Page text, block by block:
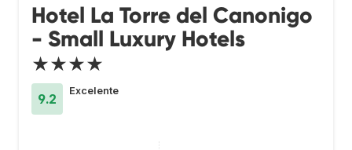
Hotel La Torre del Canonigo
- Small Luxury Hotels
★★★★
9.2
Excelente